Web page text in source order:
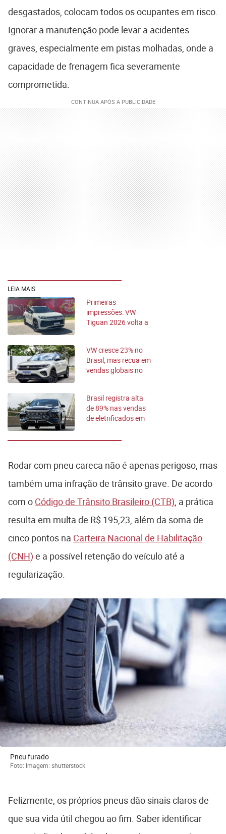
desgastados, colocam todos os ocupantes em risco.
Ignorar a manutenção pode levar a acidentes
graves, especialmente em pistas molhadas, onde a
capacidade de frenagem fica severamente
comprometida.
LEIA MAIS
Primeiras
impressões: VW
Tiguan 2026 volta a
VW cresce 23% no
Brasil, mas recua em
vendas globais no
Brasil registra alta
de 89% nas vendas
de eletrificados em
Rodar com pneu careca não é apenas perigoso, mas
também uma infração de trânsito grave. De acordo
com o Código de Trânsito Brasileiro (CTB), a prática
resulta em multa de R$ 195,23, além da soma de
cinco pontos na Carteira Nacional de Habilitação
(CNH) e a possível retenção do veículo até a
regularização.
Pneu furado
Foto: Imagem: shutterstock
Felizmente, os próprios pneus dão sinais claros de
que sua vida útil chegou ao fim. Saber identificar